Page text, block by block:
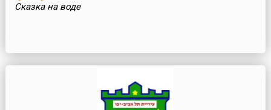
Сказка на воде